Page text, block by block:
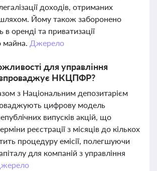
доходів, отриманих
Йому також заборонено
в оренді та приватизації
майна. Джерело
для управління
НКЦПФР?
з Національним депозитарієм
цифрову модель
випусків акцій, що
реєстрації з місяців до кількох
процедуру емісії, полегшуючи
для компаній з управління